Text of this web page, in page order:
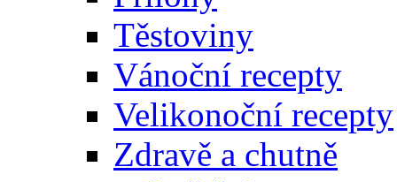
Těstoviny
Vánoční recepty
Velikonoční recepty
Zdravě a chutně